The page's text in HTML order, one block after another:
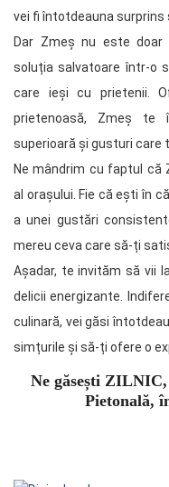
vei fi întotdeauna
Dar Zmeș nu este
soluția salvatoare într-o
care ieși cu prietenii.
prietenoasă, Zmeș te
superioară și gusturi care
Ne mândrim cu faptul că
al orașului. Fie că ești în
a unei gustări
mereu ceva care să-ți
Așadar, te invităm să vii
delicii energizante.
culinară, vei găsi
simțurile și să-ți ofere o
Ne găsești
Pietonală,